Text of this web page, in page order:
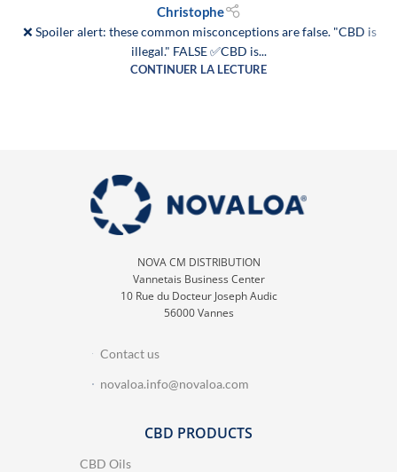
Christophe
❌ Spoiler alert: these common misconceptions are false. "CBD is
illegal." FALSE ✅CBD is...
CONTINUER LA LECTURE
NOVA CM DISTRIBUTION
Vannetais Business Center
10 Rue du Docteur Joseph Audic
56000 Vannes
Contact us
novaloa.info@novaloa.com
CBD PRODUCTS
CBD Oils